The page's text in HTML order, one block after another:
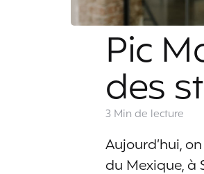
Pic
des
3 Min de lecture
Aujourd’hui,
du Mexique, à